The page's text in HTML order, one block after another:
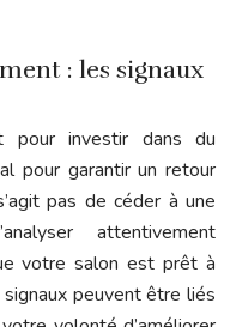
: les signaux
pour investir dans du
pour garantir un retour
pas de céder à une
attentivement
votre salon est prêt à
peuvent être liés